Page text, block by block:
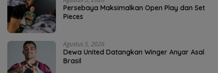
Persebaya Maksimalkan Open Play dan Set
Pieces
Agustus 5, 2026
Dewa United Datangkan Winger Anyar Asal
Brasil